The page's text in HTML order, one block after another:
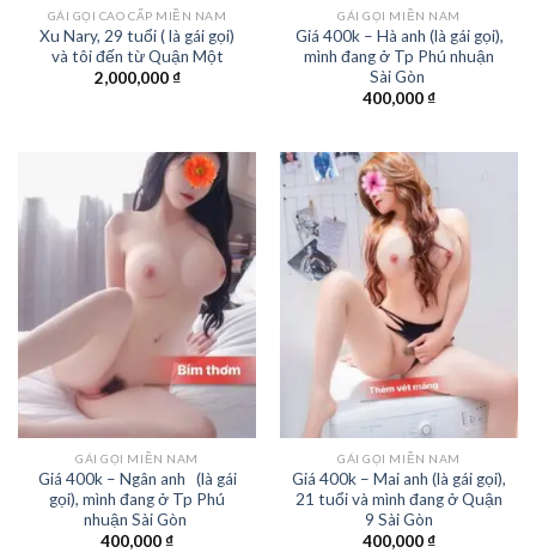
GÁI GỌI CAO CẤP MIỀN NAM
Xu Nary, 29 tuổi ( là gái gọi)
và tôi đến từ Quận Một
2,000,000₫
GÁI GỌI MIỀN NAM
Giá 400k – Hà anh (là gái gọi),
mình đang ở Tp Phú nhuận
Sài Gòn
400,000₫
GÁI GỌI MIỀN NAM
Giá 400k – Ngân anh (là gái
gọi), mình đang ở Tp Phú
nhuận Sài Gòn
400,000₫
GÁI GỌI MIỀN NAM
Giá 400k – Mai anh (là gái gọi),
21 tuổi và mình đang ở Quận
9 Sài Gòn
400,000₫